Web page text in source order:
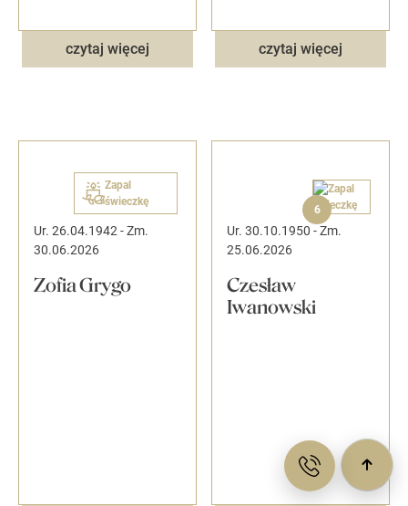
czytaj więcej czytaj więcej
Zapal
świeczkę
Ur. 26.04.1942 -Zm.
30.06.2026
Zofia Grygo
6
Ur. 30.10.1950 -Zm.
25.06.2026
Czesław
Iwanowski